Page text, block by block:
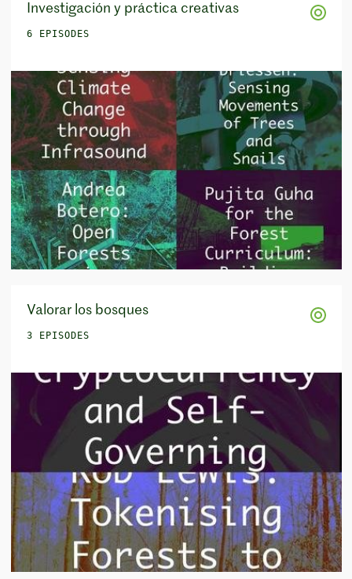
Investigación y práctica creativas
6 EPISODES
Valorar los bosques
3 EPISODES